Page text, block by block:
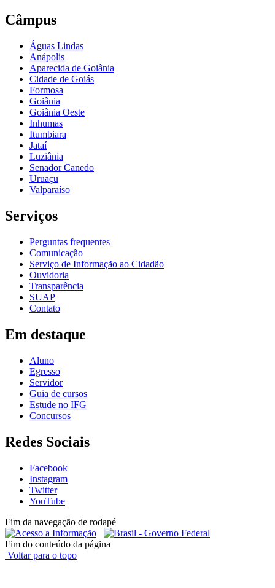
Câmpus
Águas Lindas
Anápolis
Aparecida de Goiânia
Cidade de Goiás
Formosa
Goiânia
Goiânia Oeste
Inhumas
Itumbiara
Jataí
Luziânia
Senador Canedo
Uruaçu
Valparaíso
Serviços
Perguntas frequentes
Comunicação
Serviço de Informação ao Cidadão
Ouvidoria
Transparência
SUAP
Contato
Em destaque
Aluno
Egresso
Servidor
Guia de cursos
Estude no IFG
Concursos
Redes Sociais
Facebook
Instagram
Twitter
YouTube
Fim da navegação de rodapé
Fim do conteúdo da página
Voltar para o topo